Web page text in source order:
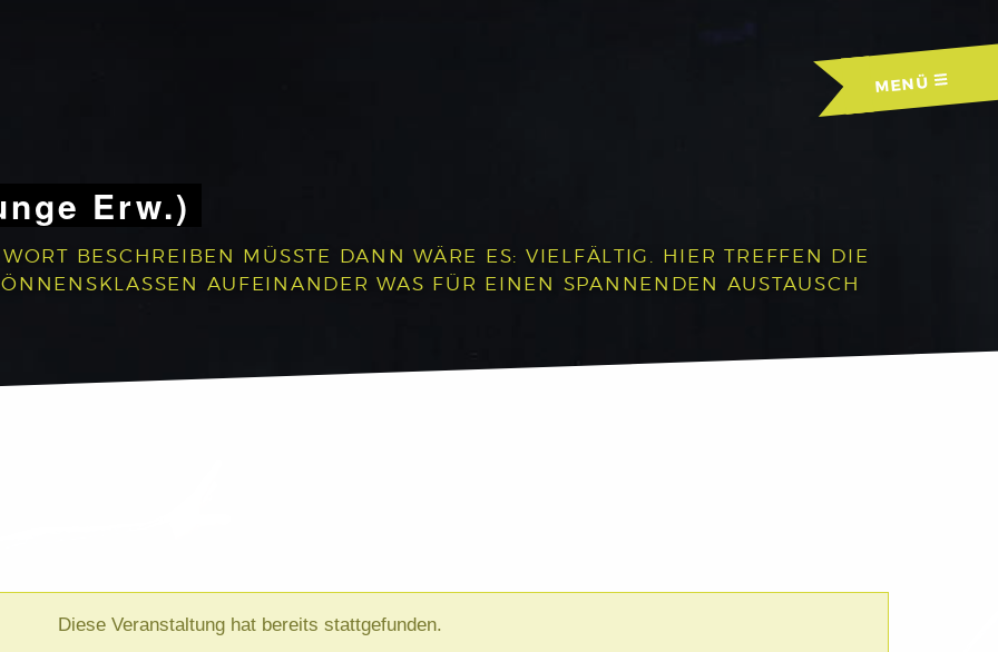
MENÜ
Erw.)
BESCHREIBEN MÜSSTE DANN WÄRE ES: VIELFÄLTIG. HIER TREFFEN DIE
AUFEINANDER WAS FÜR EINEN SPANNENDEN AUSTAUSCH
Diese Veranstaltung hat bereits stattgefunden.